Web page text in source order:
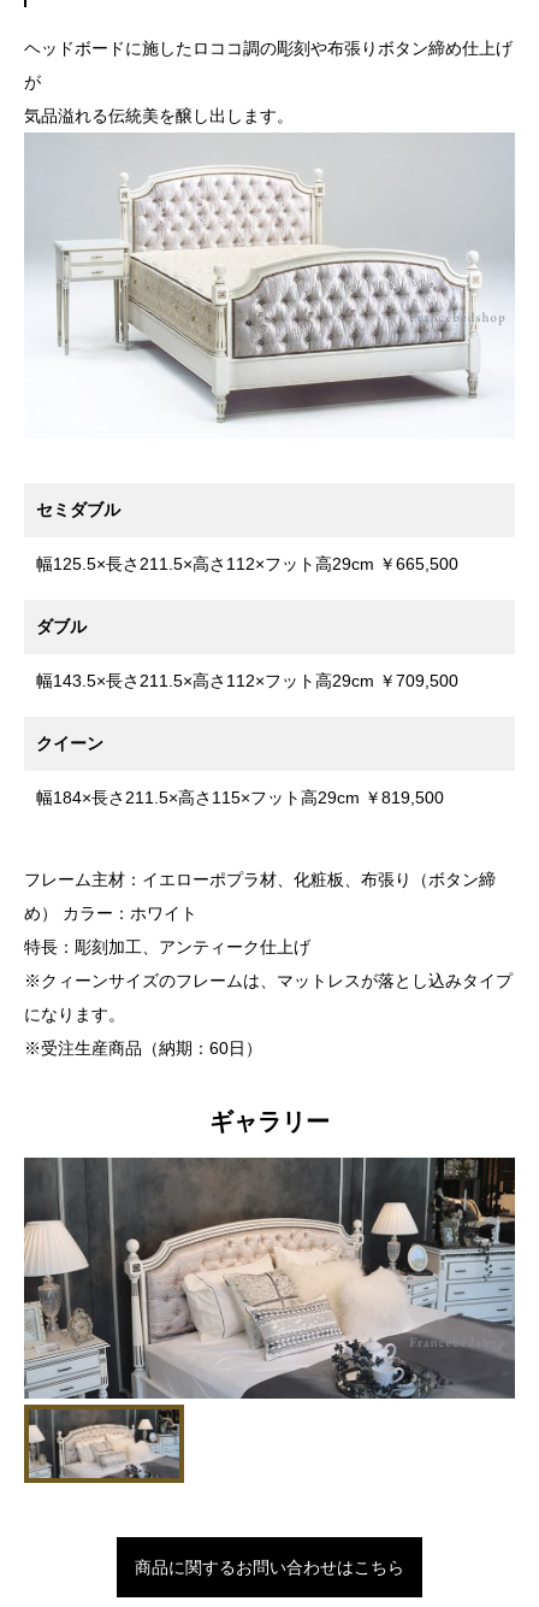
ヘッドボードに施したロココ調の彫刻や布張りボタン締め仕上げ
が
気品溢れる伝統美を醸し出します。
セミダブル
幅125.5×長さ211.5×高さ112×フット高29cm ￥665,500
ダブル
幅143.5×長さ211.5×高さ112×フット高29cm ￥709,500
クイーン
幅184×長さ211.5×高さ115×フット高29cm ￥819,500
フレーム主材：イエローポプラ材、化粧板、布張り（ボタン締
め） カラー：ホワイト
特長：彫刻加工、アンティーク仕上げ
※クィーンサイズのフレームは、マットレスが落とし込みタイプ
になります。
※受注生産商品（納期：60日）
ギャラリー
商品に関するお問い合わせはこちら